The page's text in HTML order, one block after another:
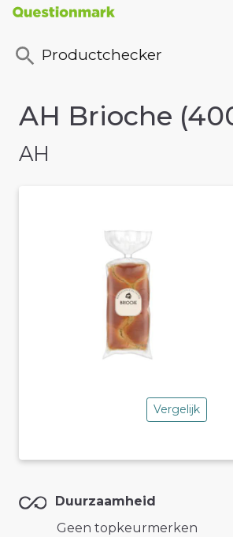
Productchecker
AH Brioche
AH
Vergelijk
Duurzaamheid
Geen topkeurmerken